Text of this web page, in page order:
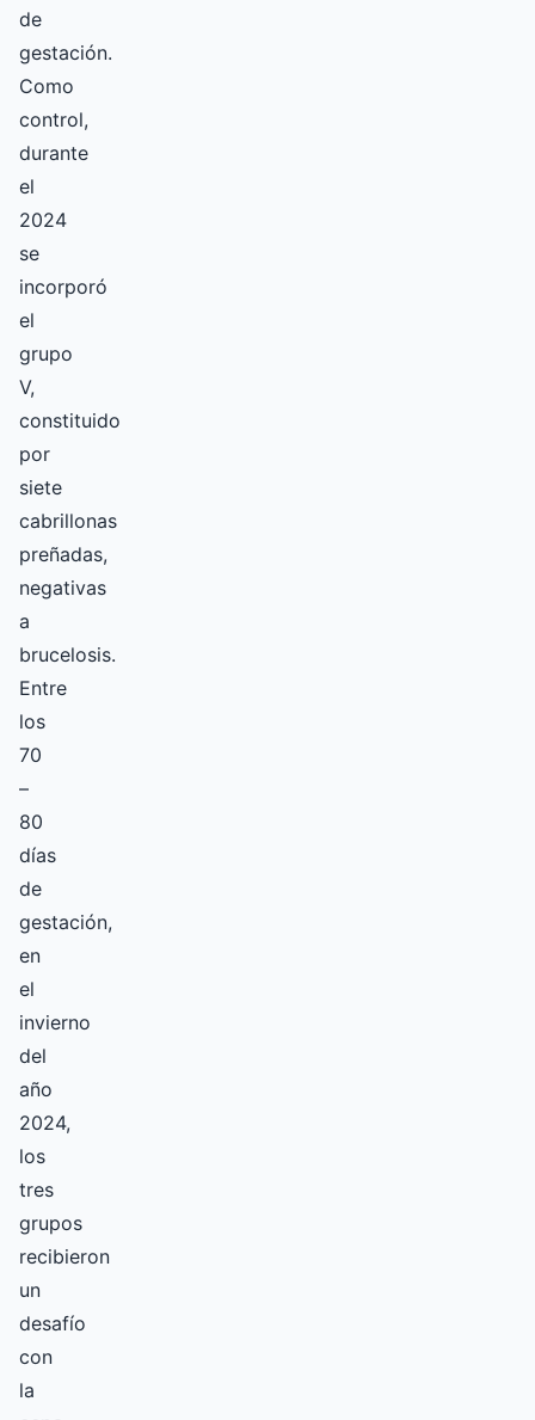
de
gestación.
Como
control,
durante
el
2024
se
incorporó
el
grupo
V,
constituido
por
siete
cabrillonas
preñadas,
negativas
a
brucelosis.
Entre
los
70
–
80
días
de
gestación,
en
el
invierno
del
año
2024,
los
tres
grupos
recibieron
un
desafío
con
la